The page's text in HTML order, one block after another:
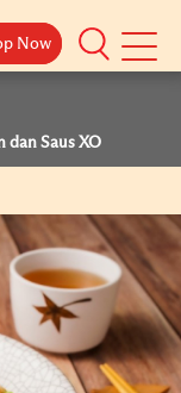
Now
Now
dan Saus XO